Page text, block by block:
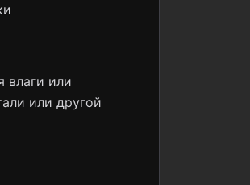
влаги или
или другой